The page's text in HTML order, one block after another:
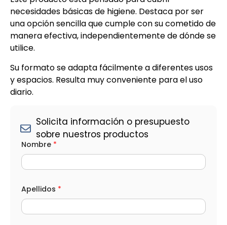
necesidades básicas de higiene. Destaca por ser
una opción sencilla que cumple con su cometido de
manera efectiva, independientemente de dónde se
utilice.
Su formato se adapta fácilmente a diferentes usos
y espacios. Resulta muy conveniente para el uso
diario.
Solicita información o presupuesto
sobre nuestros productos
Nombre *
Apellidos *